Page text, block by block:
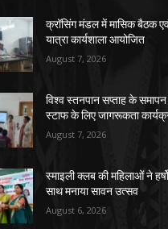
क्रॉसिंग मंडल में मासिक बैठक एवं
यात्रा कार्यशाला आयोजित
August 7, 2026
विश्व स्तनपान सप्ताह के समापन
स्टाफ के लिए जागरूकता
August 7, 2026
स्माइली क्लब की महिलाओं ने
साथ मनाया सावन उत्सव
August 6, 2026